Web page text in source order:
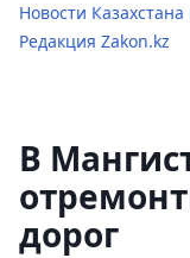
Новости
Редакция Zakon.kz
В
дорог